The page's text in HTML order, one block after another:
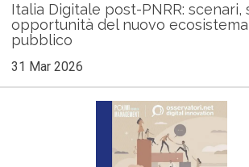
Italia Digitale post-PNRR: scenari,
opportunità del nuovo ecosistema
pubblico
31 Mar 2026